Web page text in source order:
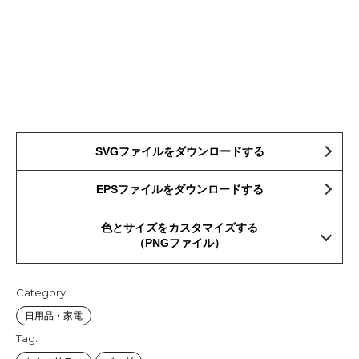
SVGファイルをダウンロードする
EPSファイルをダウンロードする
色とサイズをカスタマイズする
（PNGファイル）
Category:
日用品・家電
Tag: